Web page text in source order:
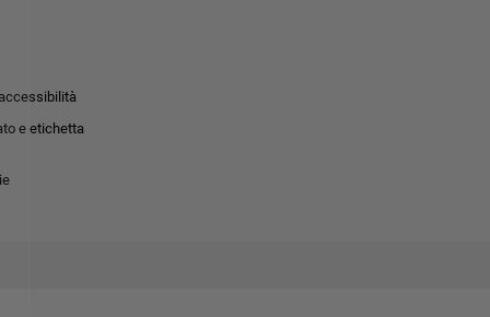
e etichetta